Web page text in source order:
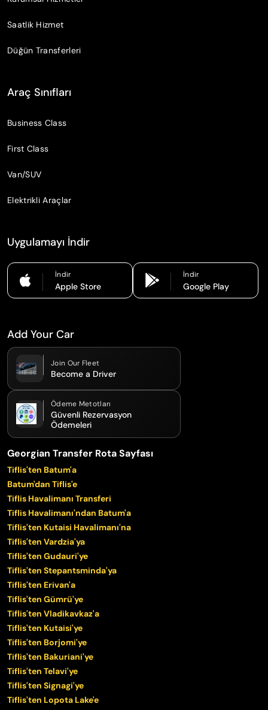
Saatlik Hizmet
Düğün Transferleri
Araç Sınıfları
Business Class
First Class
Van/SUV
Elektrikli Araçlar
Uygulamayı İndir
İndir
Apple Store
İndir
Google Play
Add Your Car
Join Our Fleet
Become a Driver
Ödeme Metotları
Güvenli Rezervasyon
Ödemeleri
Georgian Transfer Rota Sayfası
Tiflis'ten Batum'a
Batum'dan Tiflis'e
Tiflis Havalimanı Transferi
Tiflis Havalimanı'ndan Batum'a
Tiflis'ten Kutaisi Havalimanı'na
Tiflis'ten Vardzia'ya
Tiflis'ten Gudauri'ye
Tiflis'ten Stepantsminda'ya
Tiflis'ten Erivan'a
Tiflis'ten Gümrü'ye
Tiflis'ten Vladikavkaz'a
Tiflis'ten Kutaisi'ye
Tiflis'ten Borjomi'ye
Tiflis'ten Bakuriani'ye
Tiflis'ten Telavi'ye
Tiflis'ten Signagi'ye
Tiflis'ten Lopota Lake'e